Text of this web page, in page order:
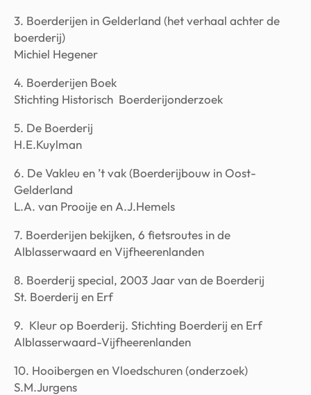
3. Boerderijen in Gelderland (het verhaal achter de
boerderij)
Michiel Hegener
4. Boerderijen Boek
Stichting Historisch Boerderijonderzoek
5. De Boerderij
H.E.Kuylman
6. De Vakleu en ’t vak (Boerderijbouw in Oost-
Gelderland
L.A. van Prooije en A.J.Hemels
7. Boerderijen bekijken, 6 fietsroutes in de
Alblasserwaard en Vijfheerenlanden
8. Boerderij special, 2003 Jaar van de Boerderij
St. Boerderij en Erf
9. Kleur op Boerderij. Stichting Boerderij en Erf
Alblasserwaard-Vijfheerenlanden
10. Hooibergen en Vloedschuren (onderzoek)
S.M.Jurgens